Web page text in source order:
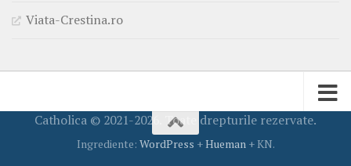
Viata-Crestina.ro
Catholica © 2021-2026. Toate drepturile rezervate.
Ingrediente: WordPress +Hueman+ KN.